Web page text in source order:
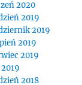
2020
2019
2019
2019
2019
2018